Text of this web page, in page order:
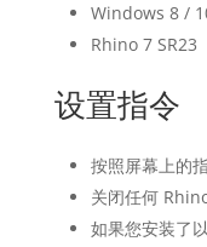
Windows 8 /
Rhino 7 SR23
设置指令
按照屏幕上的
关闭任何
如果您安装了